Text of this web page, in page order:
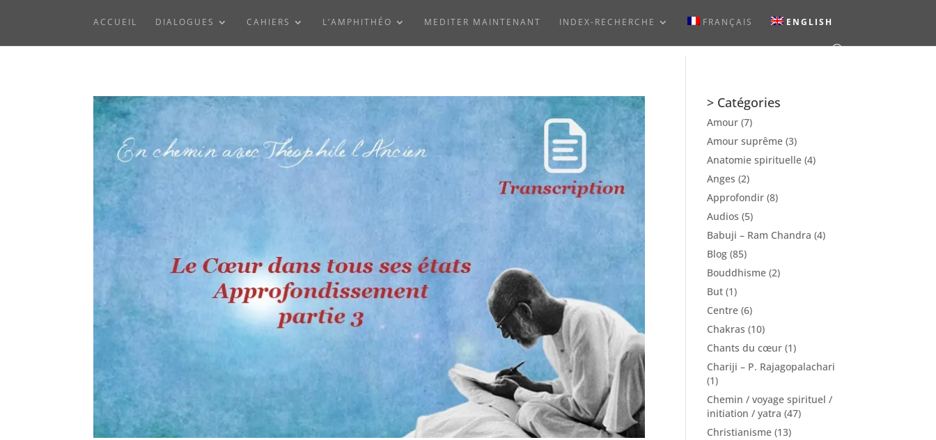
ACCUEIL DIALOGUES CAHIERS L’AMPHITHÉO MEDITER MAINTENANT INDEX-RECHERCHE FRANÇAIS ENGLISH
> Catégories
Amour (7)
Amour suprême (3)
Anatomie spirituelle (4)
Anges (2)
Approfondir (8)
Audios (5)
Babuji – Ram Chandra (4)
Blog (85)
Bouddhisme (2)
But (1)
Centre (6)
Chakras (10)
Chants du cœur (1)
Chariji – P. Rajagopalachari
(1)
Chemin / voyage spirituel /
initiation / yatra (47)
Christianisme (13)